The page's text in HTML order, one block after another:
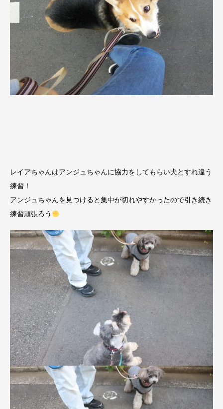
レイアちゃんはアンジュちゃんに協力をしてもらい犬とすれ違う
練習！
アンジュちゃんを見つけると集中が切れやすかったので引き続き
練習頑張ろう